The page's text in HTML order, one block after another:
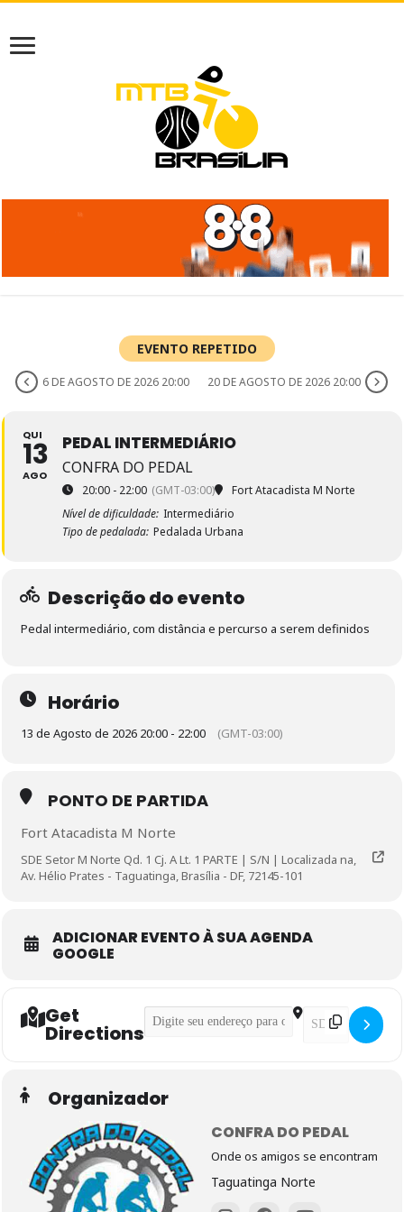
EVENTO REPETIDO
6 DE AGOSTO DE 2026 20:00 20 DE AGOSTO DE 2026 20:00
QUI
13
AGO
PEDAL INTERMEDIÁRIO
CONFRA DO PEDAL
20:00 - 22:00 (GMT-03:00)
Fort Atacadista M Norte
Nível de dificuldade: Intermediário
Tipo de pedalada: Pedalada Urbana
Descrição do evento
Pedal intermediário, com distância e percurso a serem definidos
Horário
13 de Agosto de 2026 20:00 - 22:00 (GMT-03:00)
PONTO DE PARTIDA
Fort Atacadista M Norte
SDE Setor M Norte Qd. 1 Cj. A Lt. 1 PARTE | S/N | Localizada na,
Av. Hélio Prates - Taguatinga, Brasília - DF, 72145-101
ADICIONAR EVENTO À SUA AGENDA
GOOGLE
Get
Directions
Address - Pedal Intermediário []Destination
Organizador
CONFRA DO PEDAL
Onde os amigos se encontram
Taguatinga Norte